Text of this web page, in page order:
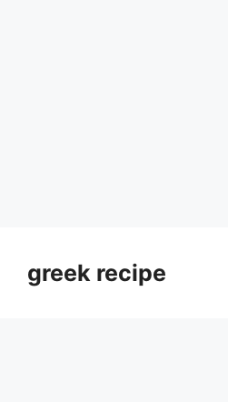
contentgreek recipe